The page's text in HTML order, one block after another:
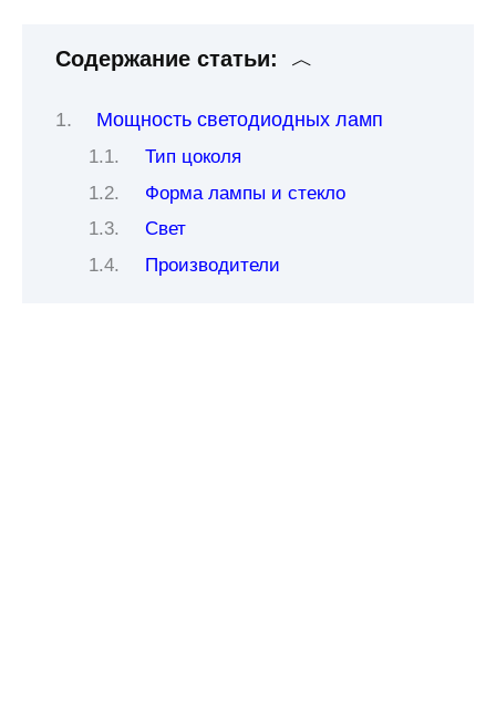
Содержание статьи:
Мощность светодиодных ламп
Тип цоколя
Форма лампы и стекло
Свет
Производители